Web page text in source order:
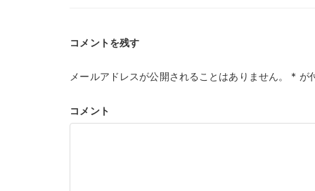
コメントを残す
メールアドレスが公開されることはありません。 * が
コメント